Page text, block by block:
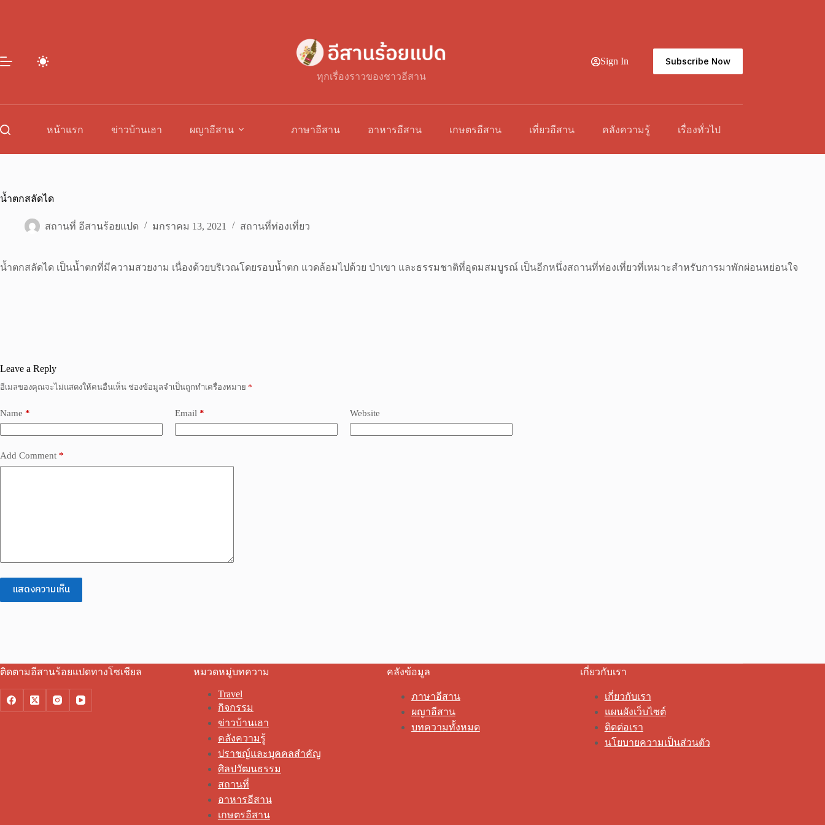
ทุกเรื่องราวของชาวอีสาน
Sign In Subscribe Now
หน้าแรก ข่าวบ้านเฮา ผญาอีสาน ภาษาอีสาน อาหารอีสาน เกษตรอีสาน เที่ยวอีสาน คลังความรู้ เรื่องทั่วไป
น้ำตกสลัดได
สถานที่ อีสานร้อยแปด มกราคม 13, 2021 สถานที่ท่องเที่ยว
น้ำตกสลัดได เป็นน้ำตกที่มีความสวยงาม เนื่องด้วยบริเวณโดยรอบน้ำตก แวดล้อมไปด้วย ป่าเขา และธรรมชาติที่อุดมสมบูรณ์ เป็นอีกหนึ่งสถานที่ท่องเที่ยวที่เหมาะสำหรับการมาพักผ่อนหย่อนใจ
Leave a Reply
อีเมลของคุณจะไม่แสดงให้คนอื่นเห็น ช่องข้อมูลจำเป็นถูกทำเครื่องหมาย *
Name * Email * Website
Add Comment *
แสดงความเห็น
ติดตามอีสานร้อยแปดทางโซเชียล หมวดหมู่บทความ
Travel
กิจกรรม
ข่าวบ้านเฮา
คลังความรู้
ปราชญ์และบุคคลสำคัญ
ศิลปวัฒนธรรม
สถานที่
อาหารอีสาน
เกษตรอีสาน
คลังข้อมูล
ภาษาอีสาน
ผญาอีสาน
บทความทั้งหมด
เกี่ยวกับเรา
เกี่ยวกับเรา
แผนผังเว็บไซต์
ติดต่อเรา
นโยบายความเป็นส่วนตัว